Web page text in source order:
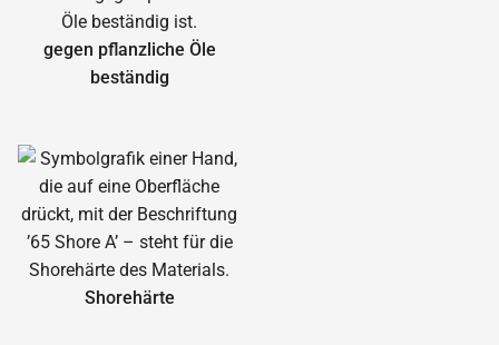
gegen pflanzliche Öle
beständig
Shorehärte